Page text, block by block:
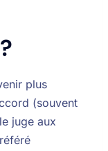
plus
(souvent
juge aux